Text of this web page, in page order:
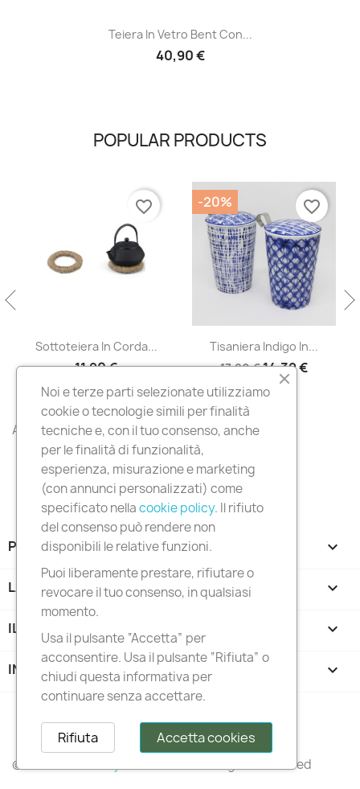
Teiera In Vetro Bent Con...
40,90 €
POPULAR PRODUCTS
Sottoteiera In Corda...
11,90 €
favorite_border
Tisaniera Indigo In...
17,90 €14,32 €
-20% favorite_border
All products
PRODOTTI 
LA NOSTRA AZIENDA 
IL TUO ACCOUNT 
INFORMAZIONI NEGOZIO keyboard_arrow_down
Follow us
© 2026 – – All Rights Reserved
Noi e terze parti selezionate utilizziamo
cookie o tecnologie simili per finalità
tecniche e, con il tuo consenso, anche
per le finalità di funzionalità,
esperienza, misurazione e marketing
(con annunci personalizzati) come
specificato nellacookie policy. Il rifiuto
del consenso può rendere non
disponibili le relative funzioni.
Puoi liberamente prestare, rifiutare o
revocare il tuo consenso, in qualsiasi
momento.
Usa il pulsante “Accetta” per
acconsentire. Usa il pulsante “Rifiuta” o
chiudi questa informativa per
continuare senza accettare.
Accetta cookies
Rifiuta